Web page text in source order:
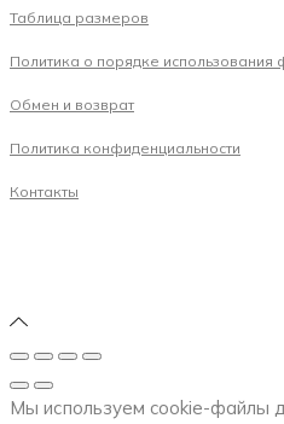
Таблица размеров
Политика о порядке использования
Обмен и возврат
Политика конфиденциальности
Контакты
Мы используем cookie-файлы